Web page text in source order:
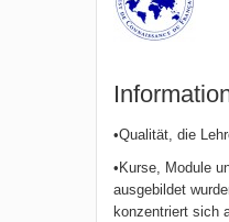
•Qualität, die
•Kurse, Module
ausgebildet
konzentriert sich